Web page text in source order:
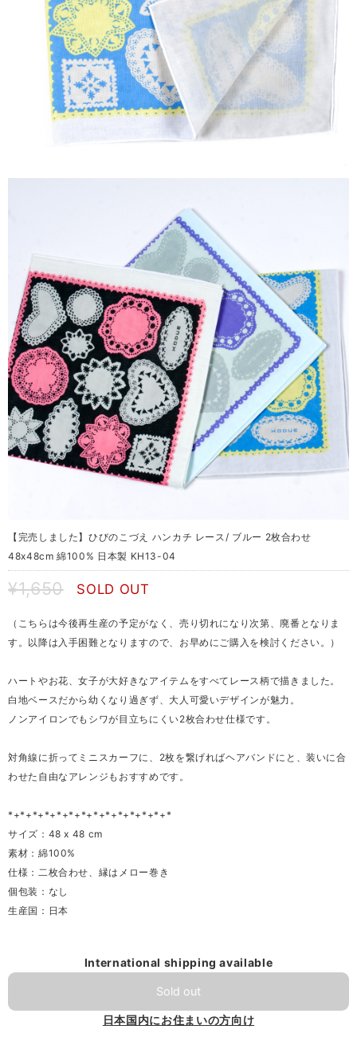
【完売しました】ひびのこづえ ハンカチ レース/ ブルー 2枚合わせ
48x48cm 綿100% 日本製 KH13-04
¥1,650 SOLD OUT
（こちらは今後再生産の予定がなく、売り切れになり次第、廃番となりま
す。以降は入手困難となりますので、お早めにご購入を検討ください。）
ハートやお花、女子が大好きなアイテムをすべてレース柄で描きました。
白地ベースだから幼くなり過ぎず、大人可愛いデザインが魅力。
ノンアイロンでもシワが目立ちにくい2枚合わせ仕様です。
対角線に折ってミニスカーフに、2枚を繋げればヘアバンドにと、装いに合
わせた自由なアレンジもおすすめです。
*+*+*+*+*+*+*+*+*+*+*+*+*+*
サイズ：48 x 48 cm
素材：綿100%
仕様：二枚合わせ、縁はメロー巻き
個包装：なし
生産国：日本
International shipping available
Sold out
日本国内にお住まいの方向け